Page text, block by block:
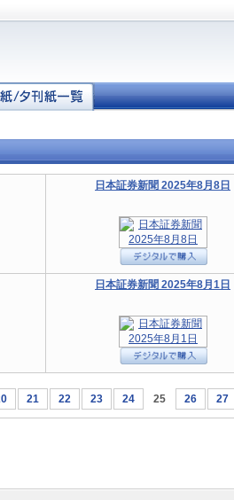
日本証券新聞 2025年8月8日
日本証券新聞 2025年8月1日
21 22 23 24 25 26 27